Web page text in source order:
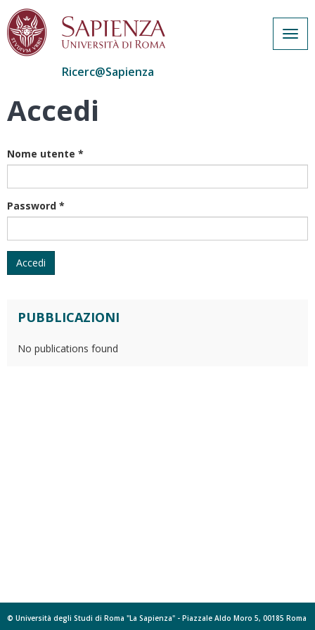
Salta
Ricerc@Sapienza
Accedi
Nome utente *
Password *
Accedi
PUBBLICAZIONI
No publications found
© Università degli Studi di Roma "La Sapienza" - Piazzale Aldo Moro 5, 00185 Roma